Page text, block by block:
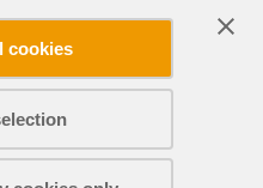
cookies
0,208 t
0,472 x 3,000 x 0,320 m